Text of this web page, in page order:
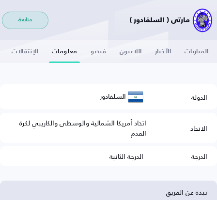
مارتي ( السلفادور ) متابعة
المباريات الأخبار اللاعبون فيديو معلومات الإنتقالات
الدولة السلفادور
الاتحاد اتحاد أمريكا الشمالية والوسطى والكاريبي لكرة
القدم
الدرجة
الدرجة الثانية
نبذة عن الفريق